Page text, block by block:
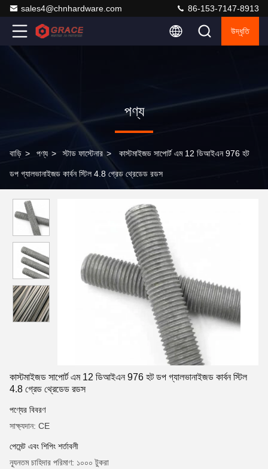
sales4@chnhardware.com 86-153-7147-8913
উদ্ধৃতি
পণ্য
বাড়ি > পণ্য > স্টাড ফাস্টেনার > কাস্টমাইজড সাপোর্ট এম 12 ডিআইএন 976 হট
ডপ গ্যালভানাইজড কার্বন স্টিল 4.8 গ্রেড থ্রেডেড রডস
কাস্টমাইজড সাপোর্ট এম 12 ডিআইএন 976 হট ডপ গ্যালভানাইজড কার্বন স্টিল
4.8 গ্রেড থ্রেডেড রডস
পণ্যের বিবরণ
সাক্ষ্যদান: CE
পেমেন্ট এবং শিপিং শর্তাবলী
ন্যূনতম চাহিদার পরিমাণ: ১০০০ টুকরা